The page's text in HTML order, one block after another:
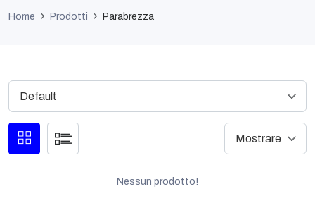
Home Prodotti Parabrezza
Nessun prodotto!